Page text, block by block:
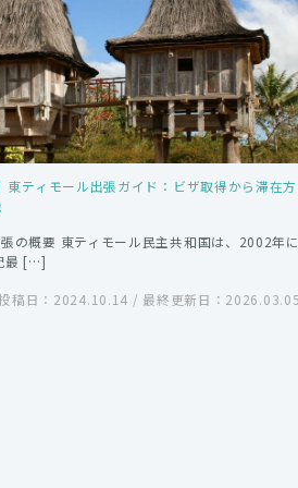
東ティモール出張ガイド：ビザ取得から滞在方
の概要 東ティモール民主共和国は、2002年
最 […]
稿日：2024.10.14 / 最終更新日：